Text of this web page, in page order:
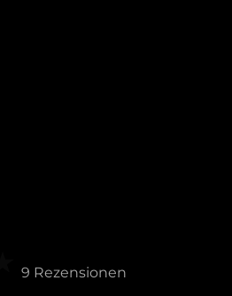
9 Rezensionen